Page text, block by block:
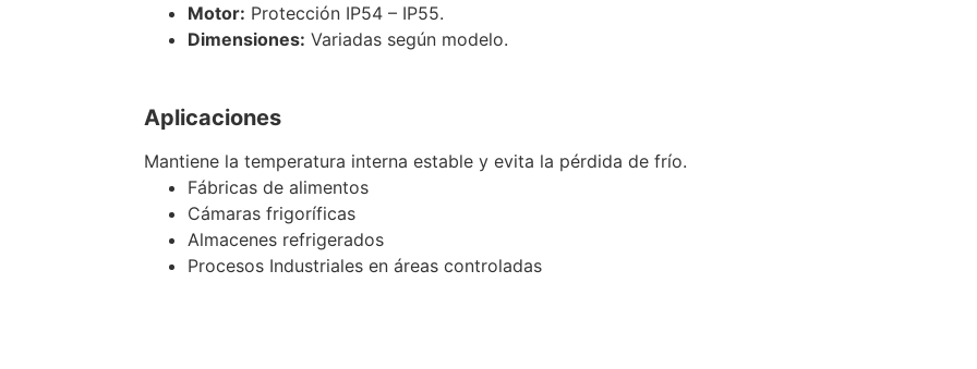
Motor: Protección IP54 – IP55.
Dimensiones: Variadas según modelo.
Aplicaciones
Mantiene la temperatura interna estable y evita la pérdida de frío.
Fábricas de alimentos
Cámaras frigoríficas
Almacenes refrigerados
Procesos Industriales en áreas controladas